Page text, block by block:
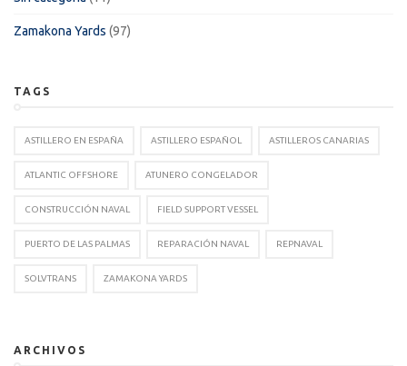
Zamakona Yards (97)
TAGS
ASTILLERO EN ESPAÑA ASTILLERO ESPAÑOL ASTILLEROS CANARIAS
ATLANTIC OFFSHORE ATUNERO CONGELADOR
CONSTRUCCIÓN NAVAL FIELD SUPPORT VESSEL
PUERTO DE LAS PALMAS REPARACIÓN NAVAL REPNAVAL
SOLVTRANS ZAMAKONA YARDS
ARCHIVOS